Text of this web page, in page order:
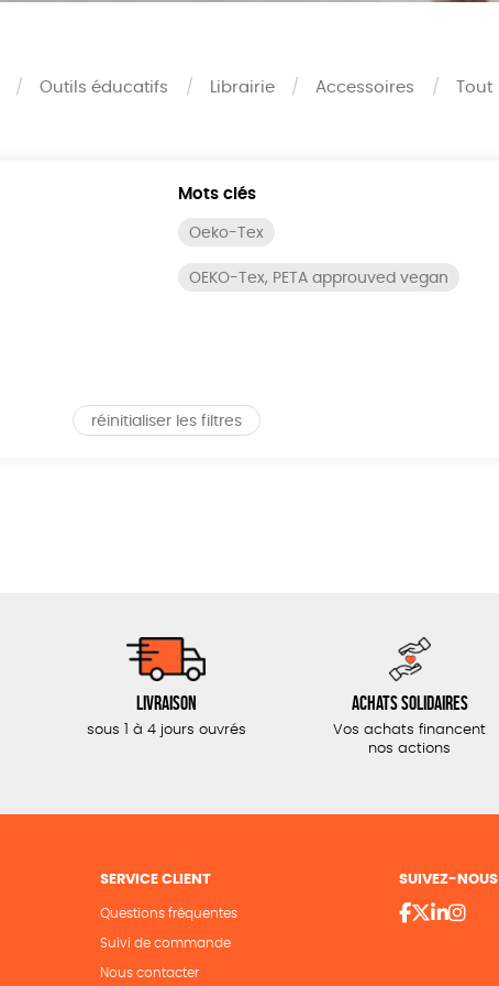
Outils éducatifs Librairie Accessoires Tout
Mots clés
Oeko-Tex
OEKO-Tex, PETA approuved vegan
réinitialiser les filtres
Livraison
sous 1 à 4 jours ouvrés
Achats solidaires
Vos achats financent
nos actions
SERVICE CLIENT
Questions fréquentes
Suivi de commande
Nous contacter
SUIVEZ-NOUS